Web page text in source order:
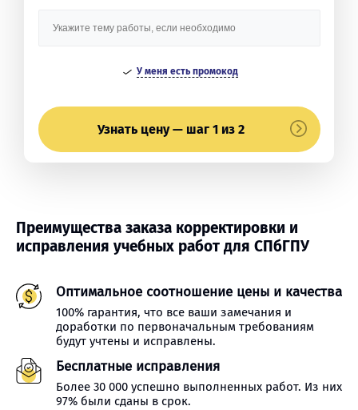
У меня есть промокод
Узнать цену — шаг 1 из 2
Преимущества заказа корректировки и
исправления учебных работ для СПбГПУ
Оптимальное соотношение цены и качества
100% гарантия, что все ваши замечания и
доработки по первоначальным требованиям
будут учтены и исправлены.
Бесплатные исправления
Более 30 000 успешно выполненных работ. Из них
97% были сданы в срок.